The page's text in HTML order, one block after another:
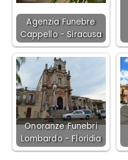
Agenzia Funebre
Cappello - Siracusa
Onoranze Funebri
Lombardo - Floridia